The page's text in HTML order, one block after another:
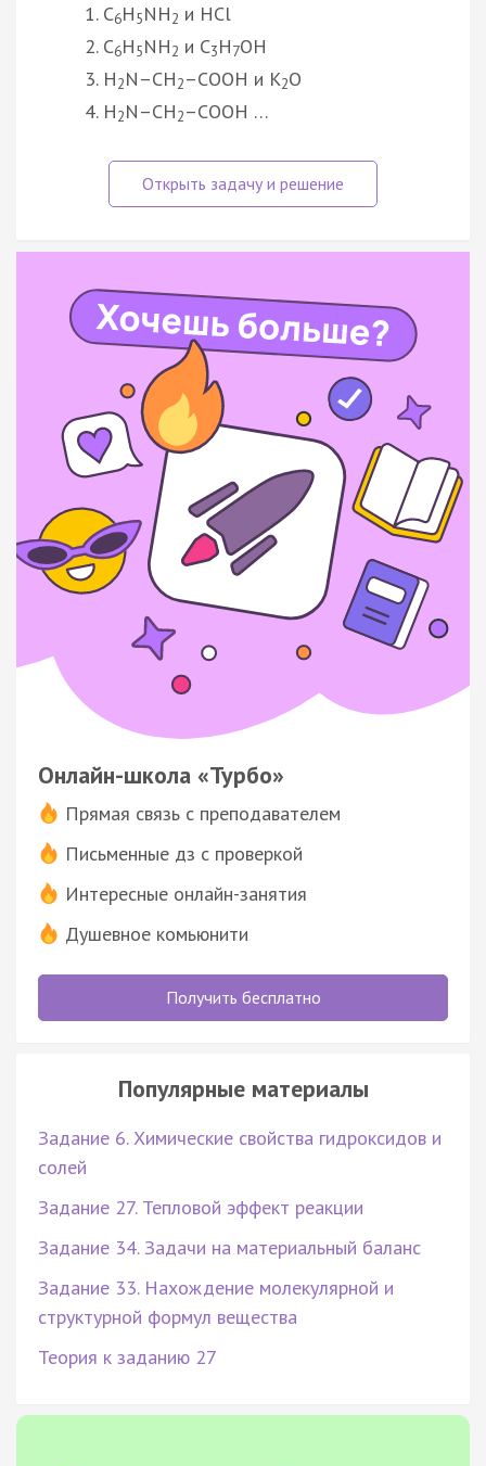
C6H5NH2 и HCl
C6H5NH2 и C3H7OH
H2N–CH2–COOH и K2O
H2N–CH2–COOH …
Онлайн-школа «Турбо»
Прямая связь с преподавателем
Письменные дз с проверкой
Интересные онлайн-занятия
Душевное комьюнити
Получить бесплатно
Популярные материалы
Задание 6. Химические свойства гидроксидов и
солей
Задание 27. Тепловой эффект реакции
Задание 34. Задачи на материальный баланс
Задание 33. Нахождение молекулярной и
структурной формул вещества
Теория к заданию 27